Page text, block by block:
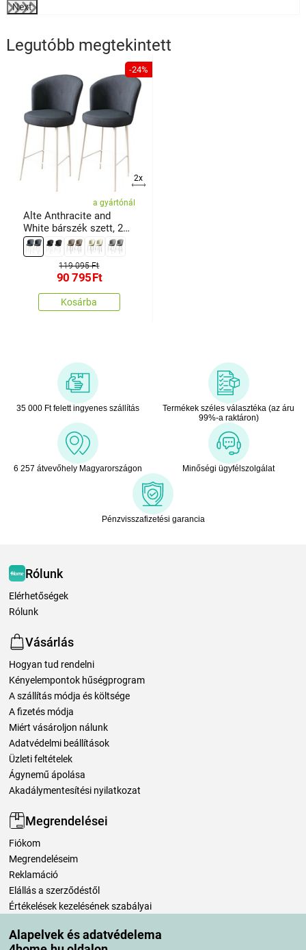
Alapelvek és adatvédelema
Next
Legutóbb megtekintett
-24%
2x
a gyártónál
Alte Anthracite and
White bárszék szett, 2
db
119 095 Ft
90 795Ft
Kosárba
35 000 Ft felett ingyenes szállítás
Termékek széles választéka (az áru
99%-a raktáron)
6 257 átvevőhely Magyarországon Minőségi ügyfélszolgálat
Pénzvisszafizetési garancia
Rólunk
Elérhetőségek
Rólunk
Vásárlás
Hogyan tud rendelni
Kényelempontok hűségprogram
A szállítás módja és költsége
A fizetés módja
Miért vásároljon nálunk
Adatvédelmi beállítások
Üzleti feltételek
Ágynemű ápolása
Akadálymentesítési nyilatkozat
Megrendelései
Fiókom
Megrendeléseim
Reklamáció
Elállás a szerződéstől
Értékelések kezelésének szabályai
Szállítási módok